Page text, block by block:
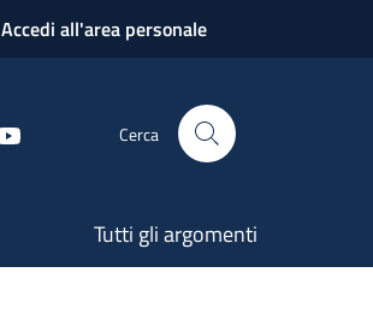
Accedi all'area personale
Cerca
Tutti gli argomenti